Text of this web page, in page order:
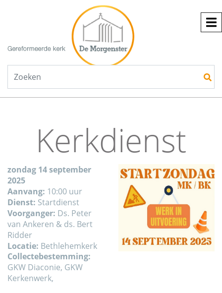
Kerkdienst
zondag 14 september
2025
Aanvang: 10:00 uur
Dienst: Startdienst
Voorganger: Ds. Peter
van Ankeren & ds. Bert
Ridder
Locatie: Bethlehemkerk
Collectebestemming:
GKW Diaconie, GKW
Kerkenwerk,